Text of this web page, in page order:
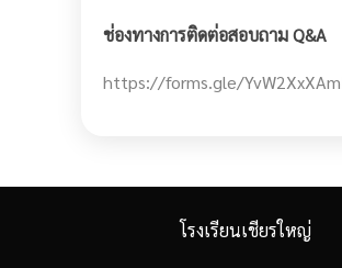
ช่องทางการติดต่อสอบถาม Q&A
https://forms.gle/
โรงเรียนเชียรใหญ่